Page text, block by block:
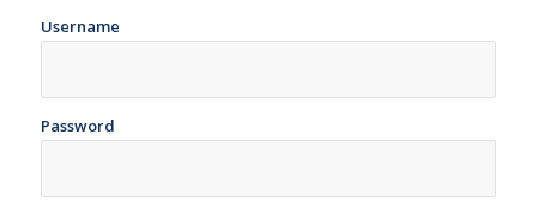
Username
Password